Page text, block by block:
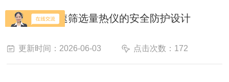
一文解读快速筛选量热仪的安全防护设计
更新时间：2026-06-03 点击次数：172